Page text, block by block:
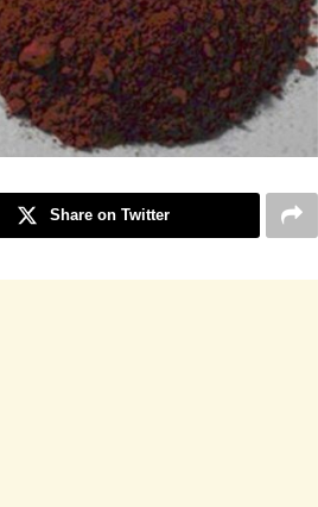
Share on Twitter